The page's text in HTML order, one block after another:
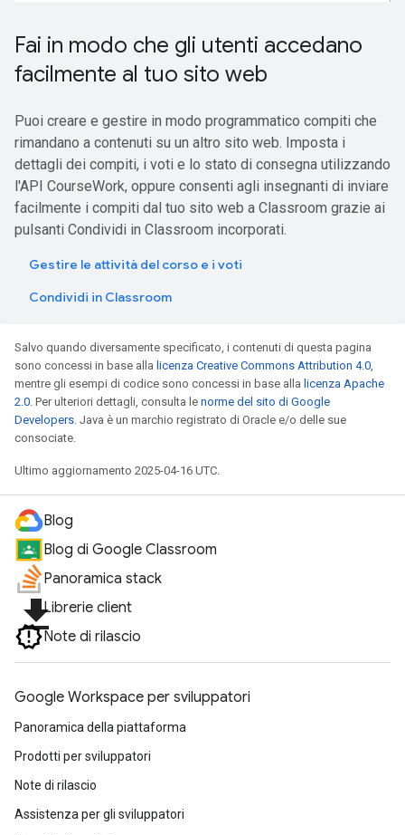
Fai in modo che gli utenti accedano
facilmente al tuo sito web
Puoi creare e gestire in modo programmatico compiti che
rimandano a contenuti su un altro sito web. Imposta i
dettagli dei compiti, i voti e lo stato di consegna utilizzando
l'API CourseWork, oppure consenti agli insegnanti di inviare
facilmente i compiti dal tuo sito web a Classroom grazie ai
pulsanti Condividi in Classroom incorporati.
Gestire le attività del corso e i voti
Condividi in Classroom
Salvo quando diversamente specificato, i contenuti di questa pagina
sono concessi in base alla licenza Creative Commons Attribution 4.0
mentre gli esempi di codice sono concessi in base alla licenza Apache
2.0 . Per ulteriori dettagli, consulta le norme del sito di Google
Developers . Java è un marchio registrato di Oracle e/o delle sue
consociate.
Ultimo aggiornamento 2025-04-16 UTC.
Blog
Blog di Google Classroom
Panoramica stack
file_downloadLibrerie client
Note di rilascio
Google Workspace per sviluppatori
Panoramica della piattaforma
Prodotti per sviluppatori
Note di rilascio
Assistenza per gli sviluppatori